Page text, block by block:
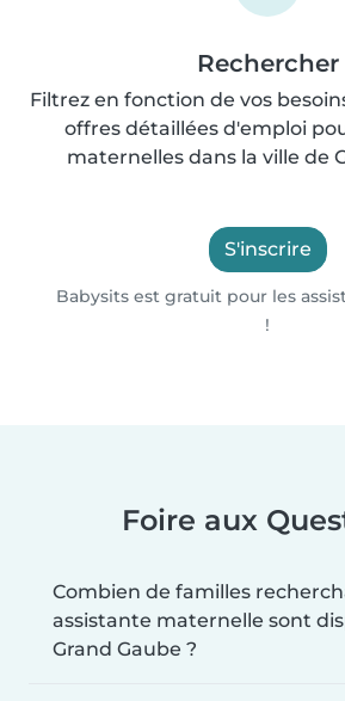
Rechercher
Filtrez en fonction de vos
offres détaillées d'emploi
maternelles dans la ville de
S'inscrire
Babysits est gratuit pour les
!
Foire aux
Combien de familles
assistante maternelle sont
Grand Gaube ?